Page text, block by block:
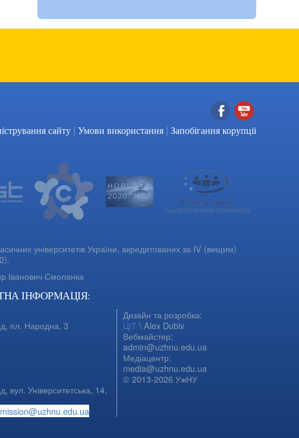
Facebook
YouTube
сайту | Умови використання | Запобігання корупції
університетів України, акредитованих за IV (вищим)
Іванович Смоланка
ІНФОРМАЦІЯ:
пл. Народна, 3
вул. Університетська, 14,
Дизайн та розробка:
ЦІТ \ Alex Dubiv
Вебмайстер:
admin@uzhnu.edu.ua
Медіацентр:
media@uzhnu.edu.ua
© 2013-2026 УжНУ